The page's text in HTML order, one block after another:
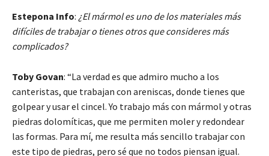
Estepona Info: ¿El mármol es uno de los materiales más
difíciles de trabajar o tienes otros que consideres más
complicados?
Toby Govan: “La verdad es que admiro mucho a los
canteristas, que trabajan con areniscas, donde tienes que
golpear y usar el cincel. Yo trabajo más con mármol y otras
piedras dolomíticas, que me permiten moler y redondear
las formas. Para mí, me resulta más sencillo trabajar con
este tipo de piedras, pero sé que no todos piensan igual.